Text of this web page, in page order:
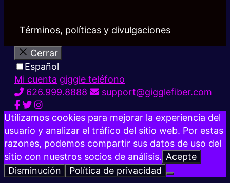
Términos, políticas y divulgaciones
Cerrar
Español
Mi cuenta giggle teléfono
626.999.8888
support@gigglefiber.com
Utilizamos cookies para mejorar la experiencia del
usuario y analizar el tráfico del sitio web. Por estas
razones, podemos compartir sus datos de uso del
sitio con nuestros socios de análisis. Acepte
Disminución
Política de privacidad